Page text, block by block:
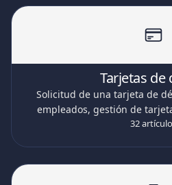
Tarjetas de
Solicitud de una tarjeta de
empleados, gestión de
32